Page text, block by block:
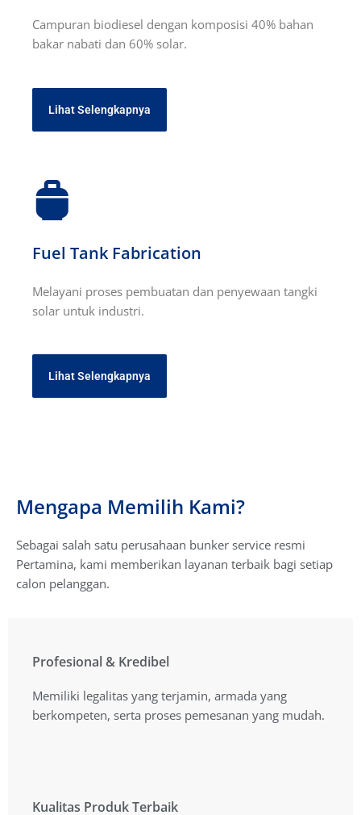
Campuran biodiesel dengan komposisi 40% bahan
bakar nabati dan 60% solar.
Lihat Selengkapnya
Fuel Tank Fabrication
Melayani proses pembuatan dan penyewaan tangki
solar untuk industri.
Lihat Selengkapnya
Mengapa Memilih Kami?
Sebagai salah satu perusahaan bunker service resmi
Pertamina, kami memberikan layanan terbaik bagi setiap
calon pelanggan.
Profesional & Kredibel
Memiliki legalitas yang terjamin, armada yang
berkompeten, serta proses pemesanan yang mudah.
Profesional & Kredibel
Memiliki legalitas yang terjamin, armada yang
berkompeten, serta proses pemesanan yang mudah.
Kualitas Produk Terbaik